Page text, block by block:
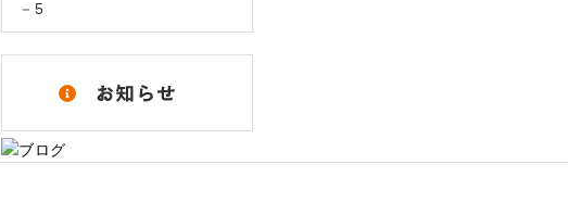
－5